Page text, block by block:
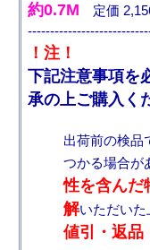
約0.7M 定価
！注！
下記注意事項を
承の上ご購入く
出荷前の検品
つかる場合が
性を含んだ
解いただいた
値引・返品